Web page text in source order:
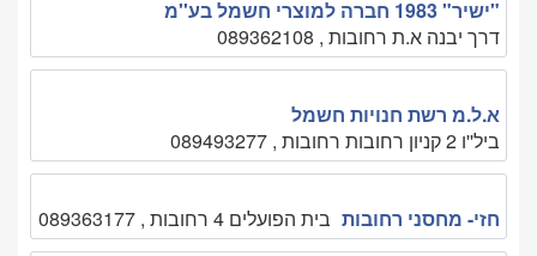
"ישיר" 1983 חברה למוצרי חשמל בע''מ
דרך יבנה א.ת רחובות , 089362108
א.ל.מ רשת חנויות חשמל
ביל''ו 2 קניון רחובות רחובות , 089493277
חזי- מחסני רחובות בית הפועלים 4 רחובות , 089363177